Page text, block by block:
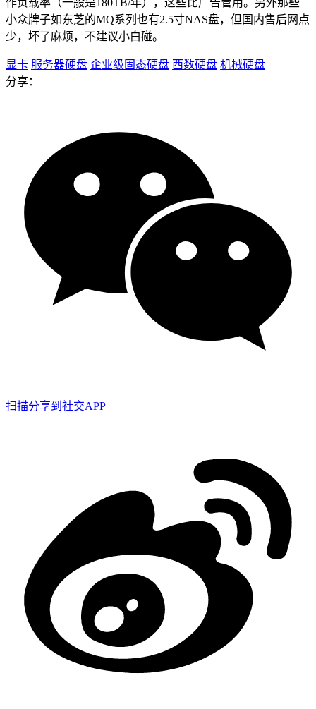
小众牌子如东芝的MQ系列也有2.5寸NAS盘，但国内售后网点
少，坏了麻烦，不建议小白碰。
显卡 服务器硬盘 企业级固态硬盘 西数硬盘 机械硬盘
分享：
扫描分享到社交APP